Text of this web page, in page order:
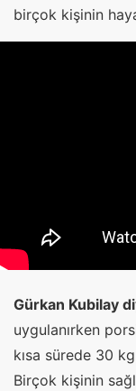
birçok kişinin
Gürkan Kubilay
uygulanırken
kısa sürede 30
Birçok kişinin